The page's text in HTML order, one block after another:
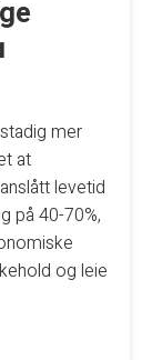
mer
at
levetid
på 40-70%,
og leie